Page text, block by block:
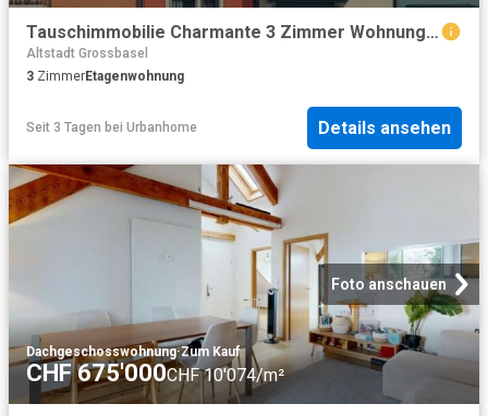
Tauschimmobilie Charmante 3 Zimmer Wohnung im Herzen von Basel
Altstadt Grossbasel
3 ZimmerEtagenwohnung
Seit 3 Tagen bei Urbanhome Details ansehen
Foto anschauen
Dachgeschosswohnung·Zum Kauf
CHF 675'000CHF 10'074/m²